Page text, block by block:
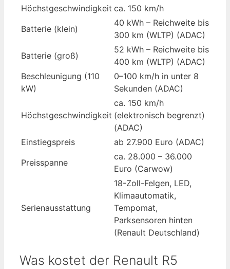
Höchstgeschwindigkeit ca. 150 km/h
Batterie (klein)
40 kWh – Reichweite bis
300 km (WLTP) (ADAC)
Batterie (groß)
52 kWh – Reichweite bis
400 km (WLTP) (ADAC)
Beschleunigung (110
kW)
0–100 km/h in unter 8
Sekunden (ADAC)
Höchstgeschwindigkeit
ca. 150 km/h
(elektronisch begrenzt)
(ADAC)
Einstiegspreis
ab 27.900 Euro (ADAC)
Preisspanne
ca. 28.000 – 36.000
Euro (Carwow)
Serienausstattung
18-Zoll-Felgen, LED,
Klimaautomatik,
Tempomat,
Parksensoren hinten
(Renault Deutschland)
Was kostet der Renault R5